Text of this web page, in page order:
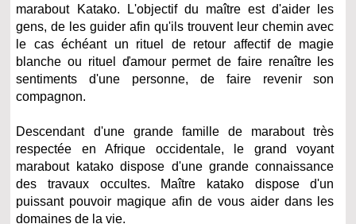
marabout Katako. L'objectif du maître est d'aider les
gens, de les guider afin qu'ils trouvent leur chemin avec
le cas échéant un rituel de retour affectif de magie
blanche ou rituel ďamour permet de faire renaître les
sentiments d'une personne, de faire revenir son
compagnon.
Descendant d'une grande famille de marabout très
respectée en Afrique occidentale, le grand voyant
marabout katako dispose d'une grande connaissance
des travaux occultes. Maître katako dispose d'un
puissant pouvoir magique afin de vous aider dans les
domaines de la vie.